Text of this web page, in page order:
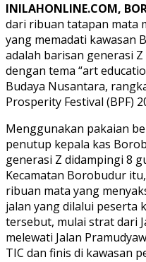
INILAHONLINE.COM,
dari ribuan tatapan mata
yang memadati kawasan
adalah barisan generasi
dengan tema “art
Budaya Nusantara,
Prosperity Festival (BPF)
Menggunakan pakaian
penutup kepala kas
generasi Z didampingi 8
Kecamatan Borobudur
ribuan mata yang
jalan yang dilalui peserta
tersebut, mulai strat dari
melewati Jalan
TIC dan finis di kawasan